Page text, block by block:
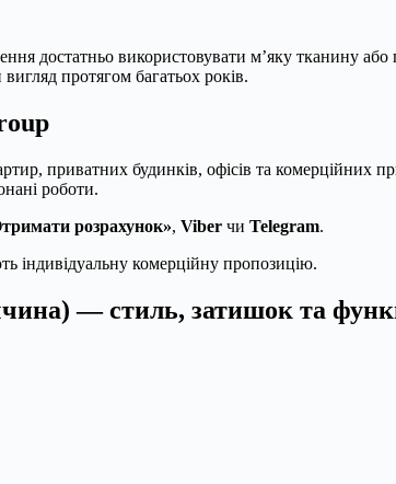
достатньо використовувати м’яку тканину
вигляд протягом багатьох років.
приватних будинків, офісів та
роботи.
розрахунок», Viber чи Telegram.
індивідуальну комерційну пропозицію.
— стиль, затишок та